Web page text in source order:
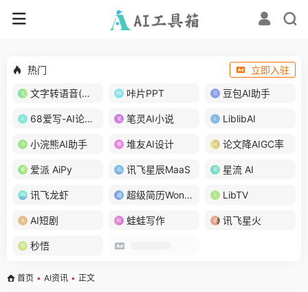
热门
立即入驻
文字转语音(琅琅配音)
咔片PPT 豆包AI助手
68爱写-AI论文写作 笔灵AI小说 LiblibAI
小浣熊AI助手 堆友AI设计 论文降AIGC率
爱派 AiPy 讯飞星辰MaaS 星流 AI
讯飞龙虾 超级简历WonderCV LibTV
AI短剧 蛙蛙写作 讯飞星火
秒悟
首页 • AI资讯 • 正文